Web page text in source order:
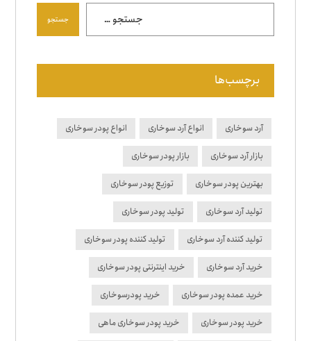
جستجو
برچسب‌ها
آرد سوخاری انواع آرد سوخاری انواع پودر سوخاری
بازار آرد سوخاری بازار پودر سوخاری
بهترین پودر سوخاری توزیع پودر سوخاری
تولید آرد سوخاری تولید پودر سوخاری
تولید کننده آرد سوخاری تولید کننده پودر سوخاری
خرید آرد سوخاری خرید اینترنتی پودر سوخاری
خرید عمده پودر سوخاری خرید پودرسوخاری
خرید پودر سوخاری خرید پودر سوخاری ماهی